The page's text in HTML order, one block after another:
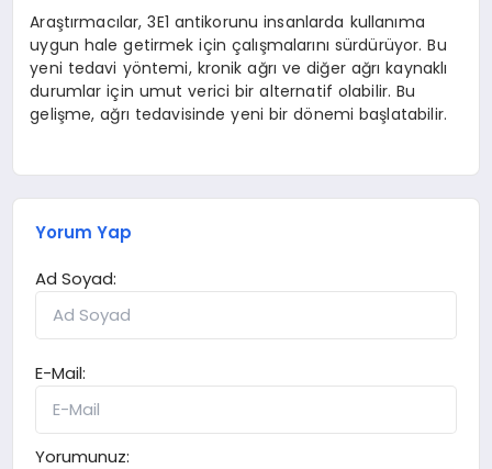
Araştırmacılar, 3E1 antikorunu insanlarda kullanıma
uygun hale getirmek için çalışmalarını sürdürüyor. Bu
yeni tedavi yöntemi, kronik ağrı ve diğer ağrı kaynaklı
durumlar için umut verici bir alternatif olabilir. Bu
gelişme, ağrı tedavisinde yeni bir dönemi başlatabilir.
Yorum Yap
Ad Soyad:
E-Mail:
Yorumunuz: